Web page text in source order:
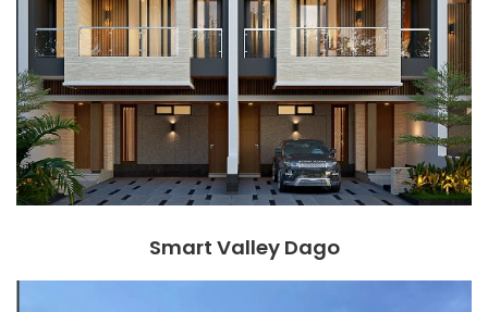
Smart Valley Dago